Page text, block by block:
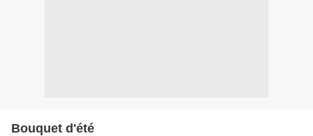
Bouquet d'été